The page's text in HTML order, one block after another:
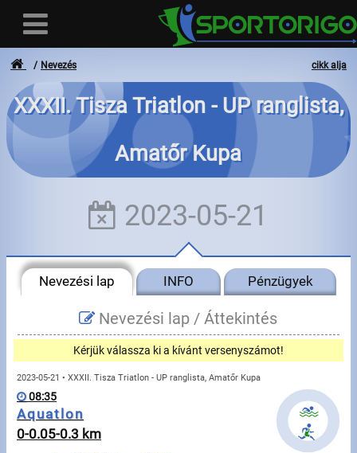
Felhasználó
Bejelentkezés
- - -
Számlák
Adatvédelem
Üzenetek
Sportolók
cikk alja
Nevezés
XXXII. Tisza Triatlon - UP ranglista,
Amatőr Kupa
2023-05-21
Nevezési lap INFO Pénzügyek
Nevezési lap / Áttekintés
Kérjük válassza ki a kívánt versenyszámot!
2023-05-21 • XXXII. Tisza Triatlon - UP ranglista, Amatőr Kupa
08:35
Aquatlon
0-0.05-0.3 km